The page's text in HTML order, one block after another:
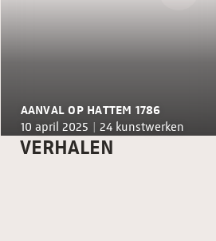
AANVAL OP HATTEM 1786
10 april 2025 | 24 kunstwerken
VERHALEN